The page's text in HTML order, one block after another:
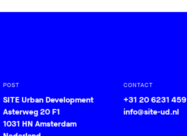
POST
SITE Urban Development
Asterweg 20 F1
1031 HN Amsterdam
CONTACT
+31 20 6231 459
info@site-ud.nl